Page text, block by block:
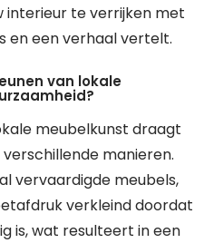
interieur te verrijken met
en een verhaal vertelt.
van lokale
meubelkunst draagt
manieren.
vervaardigde meubels,
verkleind doordat
is, wat resulteert in een